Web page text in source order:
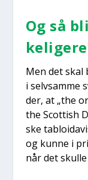
Og så
ke­li­ge­re
Men det skal
i selv­sam­me
der, at „the
the Scot­tish
ske
og kun­ne i
når det